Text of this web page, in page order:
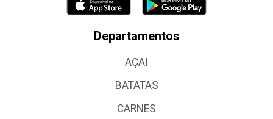
Departamentos
AÇAI
BATATAS
CARNES